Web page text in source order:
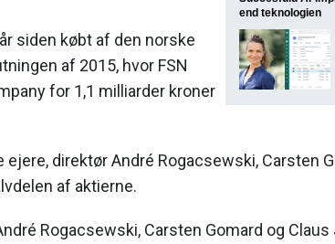
end teknologien
siden købt af den norske
af 2015, hvor FSN
for 1,1 milliarder kroner
direktør André Rogacsewski, Carsten
af aktierne.
Rogacsewski, Carsten Gomard og